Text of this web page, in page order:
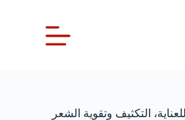
التكثيف وتقوية الشعر